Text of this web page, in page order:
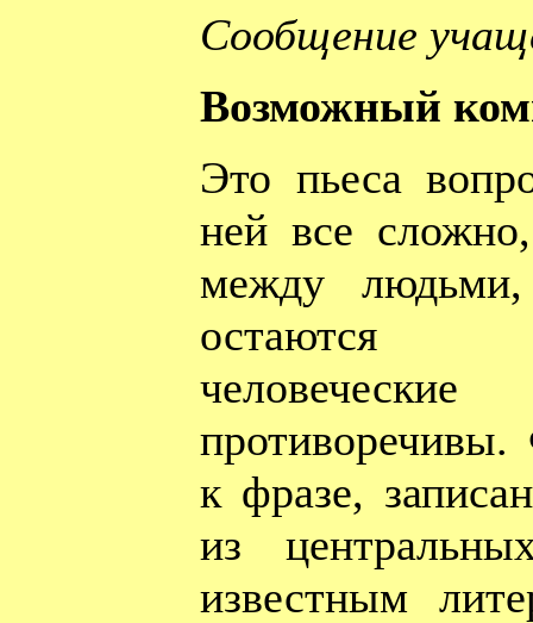
Сообщение
Возможный
Это пьеса
ней все
между
остаются
к фразе,
из
известным